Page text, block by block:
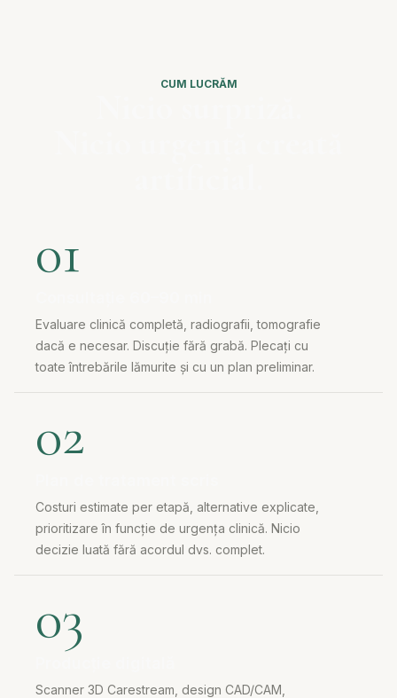
CUM LUCRĂM
01
Evaluare clinică completă, radiografii, tomografie
dacă e necesar. Discuție fără grabă. Plecați cu
toate întrebările lămurite și cu un plan preliminar.
02
Costuri estimate per etapă, alternative explicate,
prioritizare în funcție de urgența clinică. Nicio
decizie luată fără acordul dvs. complet.
03
Scanner 3D Carestream, design CAD/CAM,